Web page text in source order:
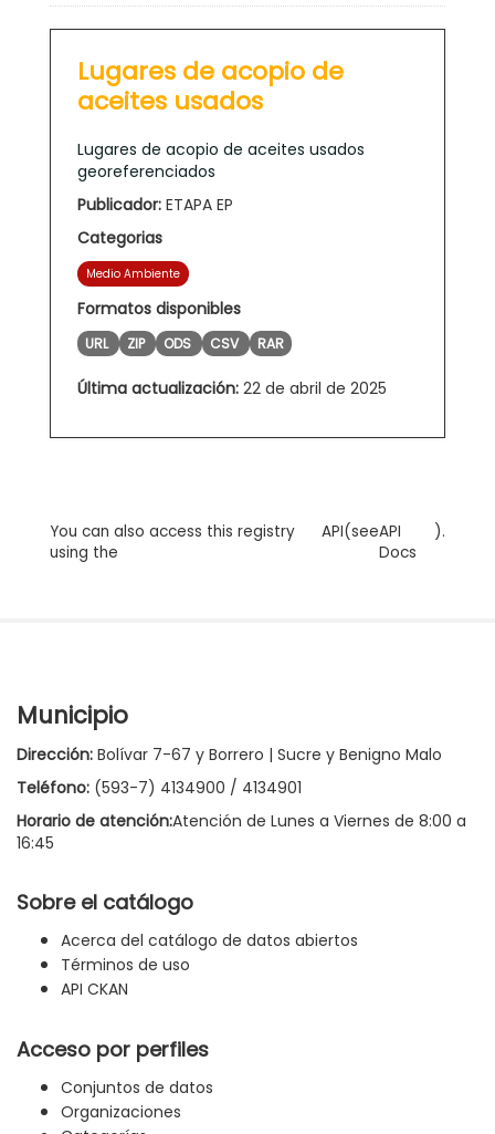
Lugares de acopio de
aceites usados
Lugares de acopio de aceites usados
georeferenciados
Publicador: ETAPA EP
Categorias
Medio Ambiente
Formatos disponibles
URL ZIP ODS CSV RAR
Última actualización: 22 de abril de 2025
You can also access this registry
using the
API(seeAPI
Docs
).
Municipio
Dirección: Bolívar 7-67 y Borrero | Sucre y Benigno Malo
Teléfono: (593-7) 4134900 / 4134901
Horario de atención:Atención de Lunes a Viernes de 8:00 a
16:45
Sobre el catálogo
Acerca del catálogo de datos abiertos
Términos de uso
API CKAN
Acceso por perfiles
Conjuntos de datos
Organizaciones